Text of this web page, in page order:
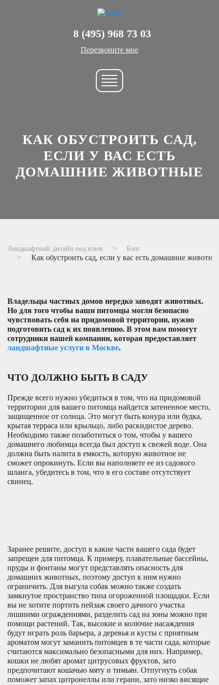
8 (495) 968 73 03
Перезвоните мне
КАК ОБУСТРОИТЬ САД,
ЕСЛИ У ВАС ЕСТЬ
ДОМАШНИЕ ЖИВОТНЫЕ
Ландшафтный дизайн под ключ Блог
Как обустроить сад, если у вас есть домашние
Владельцы частных домов нередко заводят животных.
Но для того чтобы ваши питомцы могли безопасно
чувствовать себя на придомовой территории, нужно
подготовить сад к их появлению. В этом вам помогут
сотрудники нашей компании, которая предоставляет
ландшафтные услуги в Москве.
ЧТО ДОЛЖНО БЫТЬ В САДУ
Прежде всего нужно убедиться в том, что на придомовой
территории для вашего питомца найдется затененное место,
защищенное от солнца. Это могут быть конура или будка,
крытая терраса или крыльцо, либо раскидистое дерево.
Необходимо также позаботиться о том, чтобы у вашего
домашнего любимца всегда был доступ к свежей воде. Она
должна быть налита в емкость, которую животное не
сможет опрокинуть. Если вы наполняете ее из садового
шланга, убедитесь в том, что в его составе отсутствует
свинец.
Заранее решите, доступ в какие части вашего сада будет
запрещен для питомца. К примеру, плавательные бассейны,
пруды и фонтаны могут представлять опасность для
домашних животных, поэтому доступ к ним нужно
ограничить. Для выгула собак можно также создать
замкнутое пространство типа огороженной площадки. Если
вы не хотите портить пейзаж своего дачного участка
лишними ограждениями, разделить сад на зоны можно при
помощи растений. Так, высокие и колючие насаждения
будут играть роль барьера, а деревья и кусты с приятным
ароматом могут заманить питомцев в те части сада, которые
считаются максимально безопасными для них. Например,
кошки не любят аромат цитрусовых фруктов, зато
предпочитают кошачью мяту и тимьян. Отпугнуть собак
поможет запах цитронеллы или герани, зато низко висящие